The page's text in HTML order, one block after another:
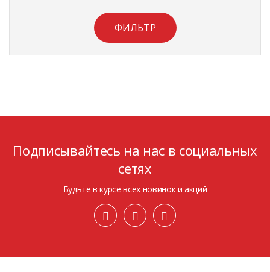
ФИЛЬТР
Подписывайтесь на нас в социальных
сетях
Будьте в курсе всех новинок и акций